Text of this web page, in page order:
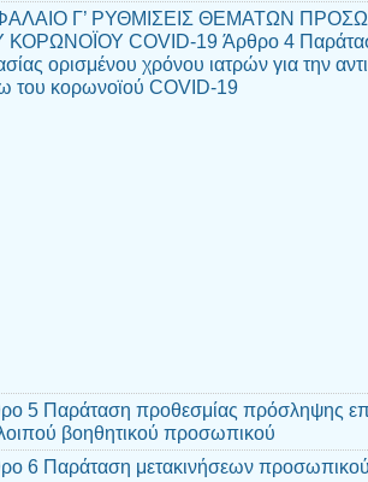
Γ’ ΡΥΘΜΙΣΕΙΣ ΘΕΜΑΤΩΝ
ΚΟΡΩΝΟΪΟΥ COVID-19 Άρθρο 4
ορισμένου χρόνου ιατρών για την
του κορωνοϊού COVID-19
5 Παράταση προθεσμίας πρόσληψης
βοηθητικού προσωπικού
6 Παράταση μετακινήσεων